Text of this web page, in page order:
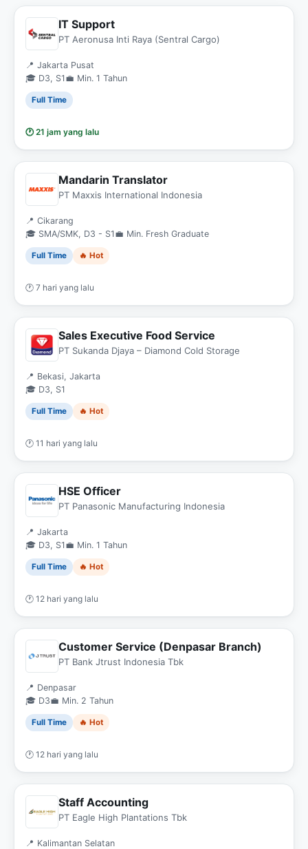
IT Support
PT Aeronusa Inti Raya (Sentral Cargo)
📍 Jakarta Pusat
🎓 D3, S1 💼 Min. 1 Tahun
Full Time
🕐 21 jam yang lalu
Mandarin Translator
PT Maxxis International Indonesia
📍 Cikarang
🎓 SMA/SMK, D3 - S1 💼 Min. Fresh Graduate
Full Time 🔥 Hot
🕐 7 hari yang lalu
Sales Executive Food Service
PT Sukanda Djaya – Diamond Cold Storage
📍 Bekasi, Jakarta
🎓 D3, S1
Full Time 🔥 Hot
🕐 11 hari yang lalu
HSE Officer
PT Panasonic Manufacturing Indonesia
📍 Jakarta
🎓 D3, S1 💼 Min. 1 Tahun
Full Time 🔥 Hot
🕐 12 hari yang lalu
Customer Service (Denpasar Branch)
PT Bank Jtrust Indonesia Tbk
📍 Denpasar
🎓 D3💼 Min. 2 Tahun
Full Time 🔥 Hot
🕐 12 hari yang lalu
Staff Accounting
PT Eagle High Plantations Tbk
📍 Kalimantan Selatan